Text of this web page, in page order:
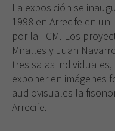
La exposición se
1998 en Arrecife en
por la FCM. Los
Miralles y Juan
tres salas
exponer en imágenes
audiovisuales la
Arrecife.